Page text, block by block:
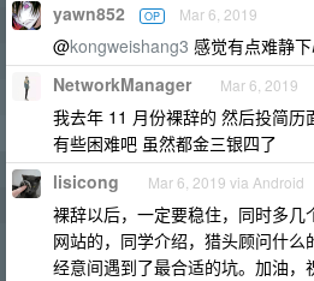
yawn852 OP Mar 6, 2019
@kongweishang3 感觉有点难静
NetworkManager Mar 6, 2019
我去年 11 月份裸辞的 然后投简
有些困难吧 虽然都金三银四了
lisicong Mar 6, 2019 via Android
裸辞以后，一定要稳住，同时多
网站的，同学介绍，猎头顾问什
经意间遇到了最合适的坑。加油，